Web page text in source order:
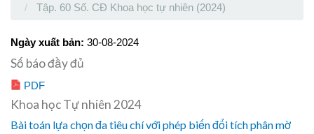
Tập. 60 Số. CĐ Khoa học tự nhiên (2024)
Ngày xuất bản: 30-08-2024
Số báo đầy đủ
PDF
Khoa học Tự nhiên 2024
Bài toán lựa chọn đa tiêu chí với phép biến đổi tích phân mờ